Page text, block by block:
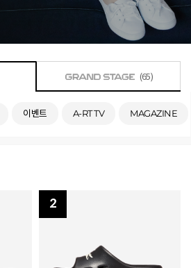
(65)
이벤트 A-RT TV MAGAZINE
2